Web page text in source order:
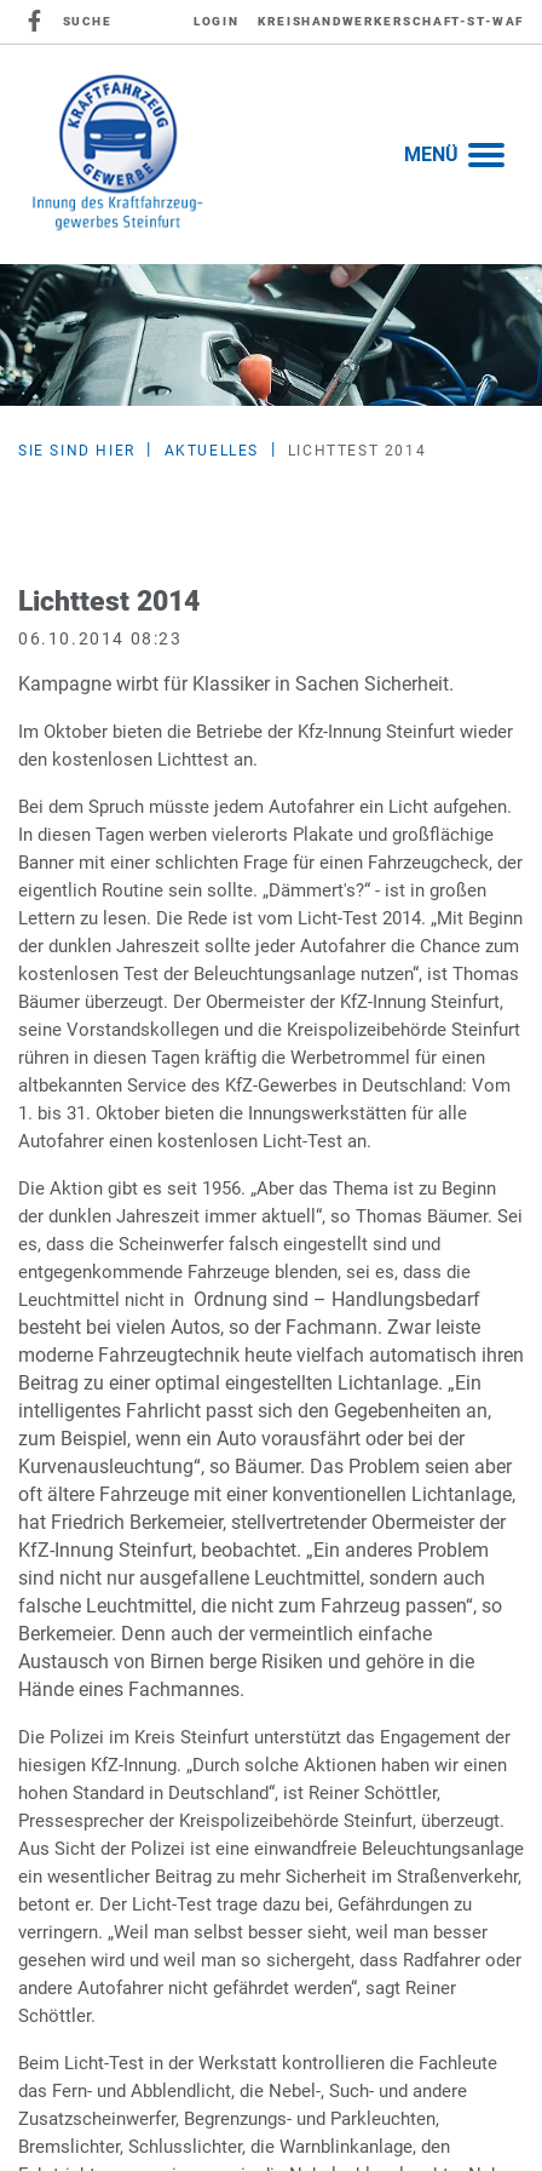
SUCHE LOGIN KREISHANDWERKERSCHAFT-ST-WAF
MENÜ
SIE SIND HIER AKTUELLES LICHTTEST 2014
Lichttest 2014
06.10.2014 08:23
Kampagne wirbt für Klassiker in Sachen Sicherheit.
Im Oktober bieten die Betriebe der Kfz-Innung Steinfurt wieder
den kostenlosen Lichttest an.
Bei dem Spruch müsste jedem Autofahrer ein Licht aufgehen.
In diesen Tagen werben vielerorts Plakate und großflächige
Banner mit einer schlichten Frage für einen Fahrzeugcheck, der
eigentlich Routine sein sollte. „Dämmert's?“ - ist in großen
Lettern zu lesen. Die Rede ist vom Licht-Test 2014. „Mit Beginn
der dunklen Jahreszeit sollte jeder Autofahrer die Chance zum
kostenlosen Test der Beleuchtungsanlage nutzen“, ist Thomas
Bäumer überzeugt. Der Obermeister der KfZ-Innung Steinfurt,
seine Vorstandskollegen und die Kreispolizeibehörde Steinfurt
rühren in diesen Tagen kräftig die Werbetrommel für einen
altbekannten Service des KfZ-Gewerbes in Deutschland: Vom
1. bis 31. Oktober bieten die Innungswerkstätten für alle
Autofahrer einen kostenlosen Licht-Test an.
Die Aktion gibt es seit 1956. „Aber das Thema ist zu Beginn
der dunklen Jahreszeit immer aktuell“, so Thomas Bäumer. Sei
es, dass die Scheinwerfer falsch eingestellt sind und
entgegenkommende Fahrzeuge blenden, sei es, dass die
Leuchtmittel nicht in Ordnung sind – Handlungsbedarf
besteht bei vielen Autos, so der Fachmann. Zwar leiste
moderne Fahrzeugtechnik heute vielfach automatisch ihren
Beitrag zu einer optimal eingestellten Lichtanlage. „Ein
intelligentes Fahrlicht passt sich den Gegebenheiten an,
zum Beispiel, wenn ein Auto vorausfährt oder bei der
Kurvenausleuchtung“, so Bäumer. Das Problem seien aber
oft ältere Fahrzeuge mit einer konventionellen Lichtanlage,
hat Friedrich Berkemeier, stellvertretender Obermeister der
KfZ-Innung Steinfurt, beobachtet. „Ein anderes Problem
sind nicht nur ausgefallene Leuchtmittel, sondern auch
falsche Leuchtmittel, die nicht zum Fahrzeug passen“, so
Berkemeier. Denn auch der vermeintlich einfache
Austausch von Birnen berge Risiken und gehöre in die
Hände eines Fachmannes.
Die Polizei im Kreis Steinfurt unterstützt das Engagement der
hiesigen KfZ-Innung. „Durch solche Aktionen haben wir einen
hohen Standard in Deutschland“, ist Reiner Schöttler,
Pressesprecher der Kreispolizeibehörde Steinfurt, überzeugt.
Aus Sicht der Polizei ist eine einwandfreie Beleuchtungsanlage
ein wesentlicher Beitrag zu mehr Sicherheit im Straßenverkehr,
betont er. Der Licht-Test trage dazu bei, Gefährdungen zu
verringern. „Weil man selbst besser sieht, weil man besser
gesehen wird und weil man so sichergeht, dass Radfahrer oder
andere Autofahrer nicht gefährdet werden“, sagt Reiner
Schöttler.
Beim Licht-Test in der Werkstatt kontrollieren die Fachleute
das Fern- und Abblendlicht, die Nebel-, Such- und andere
Zusatzscheinwerfer, Begrenzungs- und Parkleuchten,
Bremslichter, Schlusslichter, die Warnblinkanlage, den